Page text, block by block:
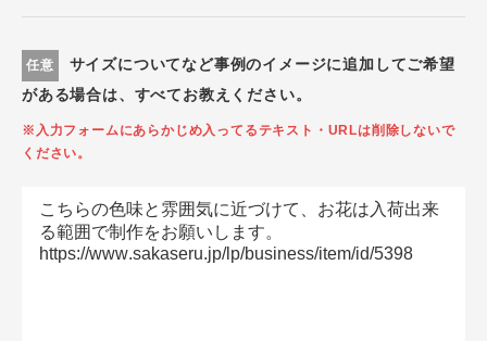
任意
サイズについてなど事例のイメージに追加してご希望
がある場合は、すべてお教えください。
※入力フォームにあらかじめ入ってるテキスト・URLは削除しないで
ください。